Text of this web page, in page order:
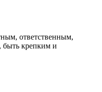
ответственным,
быть крепким и